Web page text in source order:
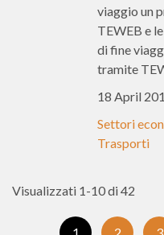
viaggio un
TEWEB e
di fine
tramite
18 April
Settori
Trasporti
Visualizzati 1-10 di 42
(Pagina